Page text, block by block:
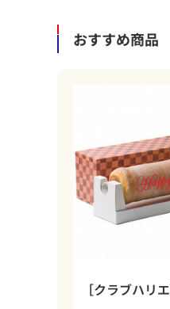
おすすめ商品
［クラブハリ